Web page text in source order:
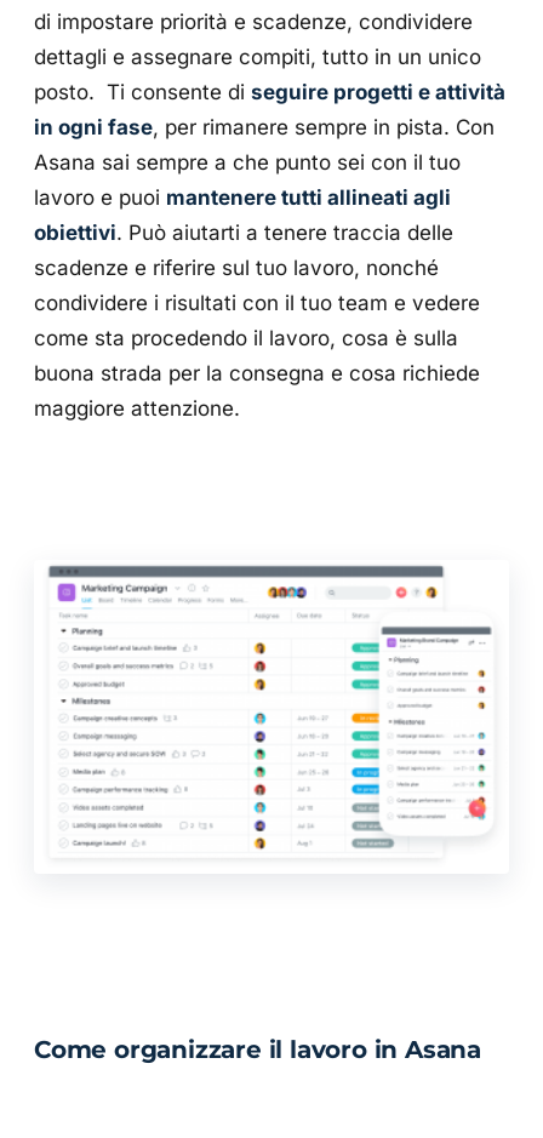
di impostare priorità e scadenze, condividere
dettagli e assegnare compiti, tutto in un unico
posto. Ti consente di seguire progetti e attività
in ogni fase, per rimanere sempre in pista. Con
Asana sai sempre a che punto sei con il tuo
lavoro e puoi mantenere tutti allineati agli
obiettivi. Può aiutarti a tenere traccia delle
scadenze e riferire sul tuo lavoro, nonché
condividere i risultati con il tuo team e vedere
come sta procedendo il lavoro, cosa è sulla
buona strada per la consegna e cosa richiede
maggiore attenzione.
Come organizzare il lavoro in Asana